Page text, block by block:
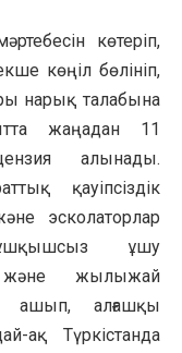
көтеріп,
көңіл бөлініп,
нарық талабына
жаңадан 11
алынады.
қауіпсіздік
эсколаторлар
ұшу
және жылыжай
ашып, алғашқы
ақ Түркістанда